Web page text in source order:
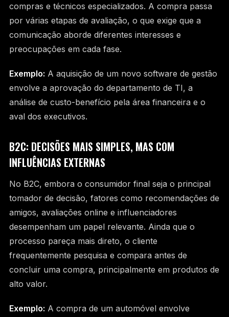
compras e técnicos especializados. A compra passa
por várias etapas de avaliação, o que exige que a
comunicação aborde diferentes interesses e
preocupações em cada fase.
Exemplo: A aquisição de um novo software de gestão
envolve a aprovação do departamento de TI, a
análise de custo-benefício pela área financeira e o
aval dos executivos.
B2C: DECISÕES MAIS SIMPLES, MAS COM
INFLUÊNCIAS EXTERNAS
No B2C, embora o consumidor final seja o principal
tomador de decisão, fatores como recomendações de
amigos, avaliações online e influenciadores
desempenham um papel relevante. Ainda que o
processo pareça mais direto, o cliente
frequentemente pesquisa e compara antes de
concluir uma compra, principalmente em produtos de
alto valor.
Exemplo: A compra de um automóvel envolve